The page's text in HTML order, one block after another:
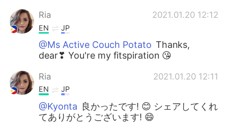
Ria 2021.01.20 12:12
EN JP
@Ms Active Couch Potato Thanks,
dear❣ You're my fitspiration 😘
Ria 2021.01.20 12:11
EN JP
@Kyonta 良かったです! 😊 シェアしてくれ
てありがとうございます! 😄